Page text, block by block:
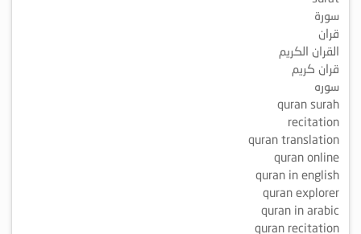
سورة
قران
القران الكريم
قران كريم
سوره
quran surah
recitation
quran translation
quran online
quran in english
quran explorer
quran in arabic
quran recitation